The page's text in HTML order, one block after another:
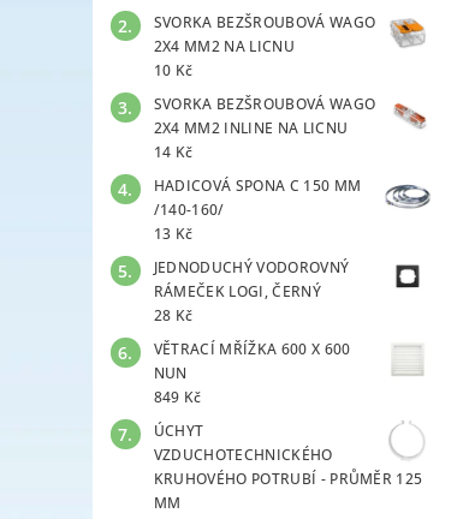
SVORKA BEZŠROUBOVÁ WAGO
2X4 MM2 NA LICNU
10 Kč
SVORKA BEZŠROUBOVÁ WAGO
2X4 MM2 INLINE NA LICNU
14 Kč
HADICOVÁ SPONA C 150 MM
/140-160/
13 Kč
JEDNODUCHÝ VODOROVNÝ
RÁMEČEK LOGI, ČERNÝ
28 Kč
VĚTRACÍ MŘÍŽKA 600 X 600
NUN
849 Kč
ÚCHYT
VZDUCHOTECHNICKÉHO
KRUHOVÉHO POTRUBÍ - PRŮMĚR 125
MM